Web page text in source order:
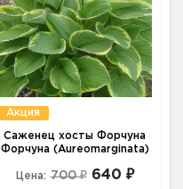
Акция
Саженец хосты Форчуна
Форчуна (Аureomarginata)
Цена: 700 ₽ 640 ₽